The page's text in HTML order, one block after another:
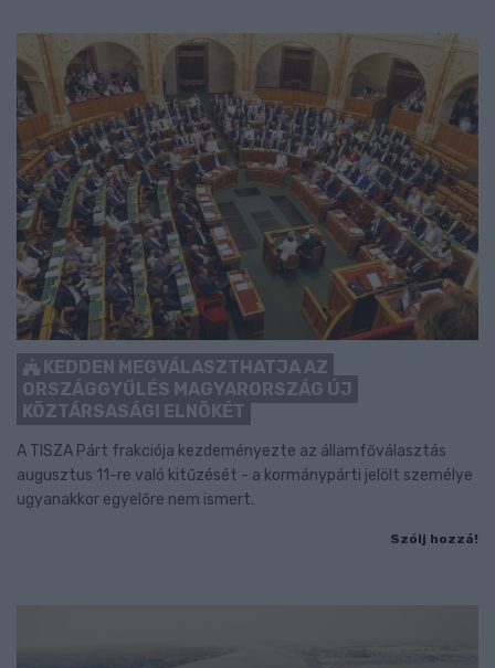
KEDDEN MEGVÁLASZTHATJA AZ
ORSZÁGGYŰLÉS MAGYARORSZÁG ÚJ
KÖZTÁRSASÁGI ELNÖKÉT
A TISZA Párt frakciója kezdeményezte az államfőválasztás
augusztus 11-re való kitűzését - a kormánypárti jelölt személye
ugyanakkor egyelőre nem ismert.
Szólj hozzá!